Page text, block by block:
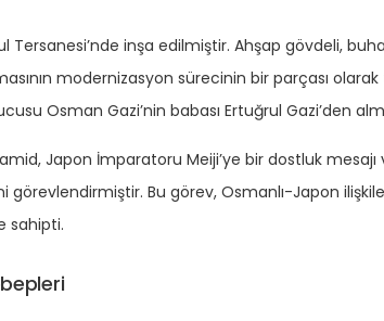
Tersanesi’nde inşa edilmiştir. Ahşap gövdeli,
modernizasyon sürecinin bir parçası olarak
Osman Gazi’nin babası Ertuğrul Gazi’den
Japon İmparatoru Meiji’ye bir dostluk
görevlendirmiştir. Bu görev, Osmanlı-Japon
sahipti.